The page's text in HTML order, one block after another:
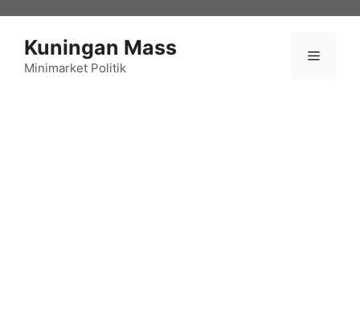
Kuningan Mass
Minimarket Politik
Menu